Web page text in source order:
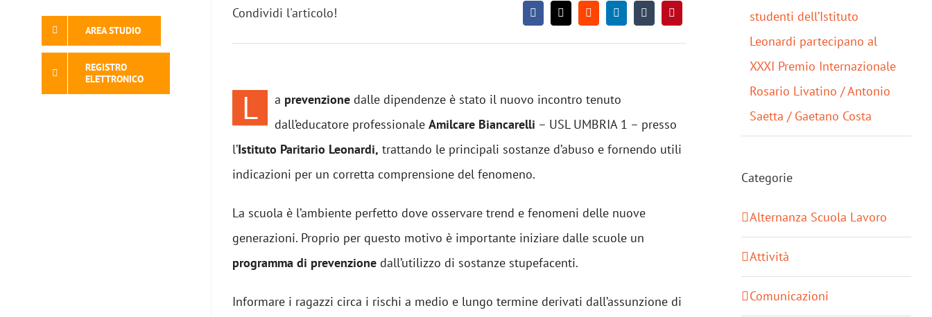
AREA STUDIO
REGISTRO
ELETTRONICO
Condividi l'articolo!
L a prevenzione dalle dipendenze è stato il nuovo incontro tenuto
dall’educatore professionale Amilcare Biancarelli – USL UMBRIA 1 – presso
l’Istituto Paritario Leonardi, trattando le principali sostanze d’abuso e fornendo utili
indicazioni per un corretta comprensione del fenomeno.
La scuola è l’ambiente perfetto dove osservare trend e fenomeni delle nuove
generazioni. Proprio per questo motivo è importante iniziare dalle scuole un
programma di prevenzione dall’utilizzo di sostanze stupefacenti.
Informare i ragazzi circa i rischi a medio e lungo termine derivati dall’assunzione di
studenti dell’Istituto
Leonardi partecipano al
XXXI Premio Internazionale
Rosario Livatino / Antonio
Saetta / Gaetano Costa
Categorie
Alternanza Scuola Lavoro
Attività
Comunicazioni